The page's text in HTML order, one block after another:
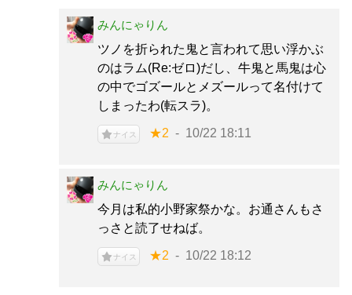
みんにゃりん
ツノを折られた鬼と言われて思い浮かぶ
のはラム(Re:ゼロ)だし、牛鬼と馬鬼は心
の中でゴズールとメズールって名付けて
しまったわ(転スラ)。
ナイス ★2 10/22 18:11
みんにゃりん
今月は私的小野家祭かな。お通さんもさ
っさと読了せねば。
ナイス ★2 10/22 18:12